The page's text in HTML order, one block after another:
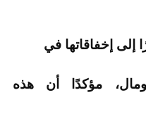
إلى إخفاقاتها في
مؤكدًا أن هذه